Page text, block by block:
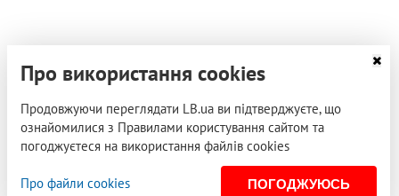
Про використання cookies
Продовжуючи переглядати LB.ua ви підтверджуєте, що
ознайомилися з Правилами користування сайтом та
погоджуєтеся на використання файлів cookies
Про файли cookies ПОГОДЖУЮСЬ